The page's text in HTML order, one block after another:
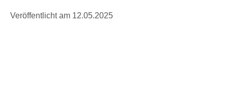
Veröffentlicht am 12.05.2025